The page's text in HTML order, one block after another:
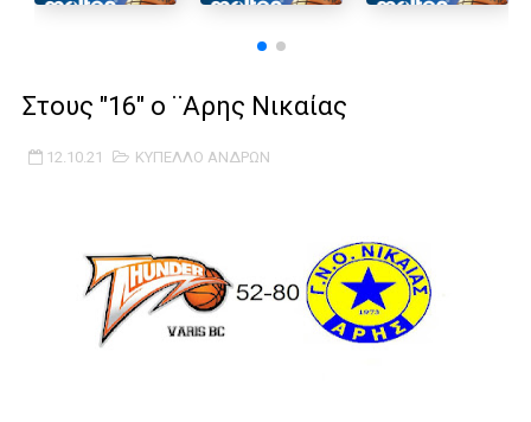
TEΛΙΚΟΣ ΚΥΠΕΛΛΟΥ: Κυπελλούχος ο Μανδραϊκός σε ματς
ΧΡΟΝΙΑ ΠΟΛΛΑ ΣΤΟ ΕΛΛΗΝΙΚΟ ΜΠΑΣΚΕΤ : 39Η ΕΠΕΤΕΙΟΣ ΑΠΟ
Στους "16" ο ¨Αρης Νικαίας
12.10.21 ΚΥΠΕΛΛΟ ΑΝΔΡΩΝ